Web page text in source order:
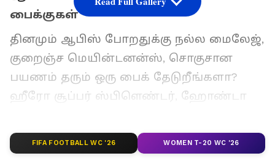
பைக்குகள்
தினமும் ஆபிஸ் போறதுக்கு நல்ல மைலேஜ்,
குறைஞ்ச மெயின்டனன்ஸ், சொகுசான
பயணம் தரும் ஒரு பைக் தேடுறீங்களா?
ஹீரோ சூப்பர் ஸ்பிளெண்டர், ஹோண்டா
125-னு இந்தியாவோட பாப்புலர் 125சிசி
பைக்குகள் என வரிசைகட்டி நிற்குது. உங்க
FIFA FOOTBALL WC '26 WOMEN T-20 WC '26